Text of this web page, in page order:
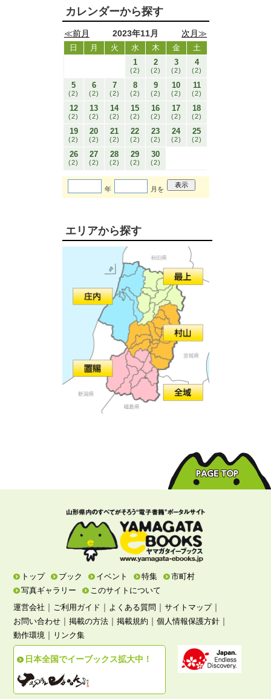
カレンダーから探す
≪前月 2023年11月 次月≫
日 月 火 水 木 金
土
1
(2)
2
(2)
3
(2)
4
(2)
5
(2)
6
(2)
7
(2)
8
(2)
9
(2)
10
(2)
11
(2)
12
(2)
13
(2)
14
(2)
15
(2)
16
(2)
17
(2)
18
(2)
19
(2)
20
(2)
21
(2)
22
(2)
23
(2)
24
(2)
25
(2)
26
(2)
27
(2)
28
(2)
29
(2)
30
(2)
年 月を
エリアから探す
トップ ブック イベント 特集
市町村
写真ギャラリー
このサイトについて
運営会社 ｜ ご利用ガイド ｜ よくある質問 ｜サイトマップ｜
お問い合わせ ｜掲載の方法 ｜掲載規約 ｜個人情報保護方針 ｜
動作環境 ｜ リンク集
日本全国でイーブックス拡大中！